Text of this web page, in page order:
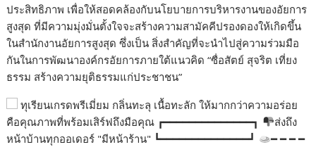
ประสิทธิภาพ เพื่อให้สอดคล้องกับนโยบายการบริหารงานของอัยการ
สูงสุด ที่มีความมุ่งมั่นตั้งใจจะสร้างความสามัคคีปรองดองให้เกิดขึ้น
ในสำนักงานอัยการสูงสุด ซึ่งเป็น สิ่งสำคัญที่จะนำไปสู่ความร่วมมือ
กันในการพัฒนาองค์กรอัยการภายใต้แนวคิด “ซื่อสัตย์ สุจริต เที่ยง
ธรรม สร้างความยุติธรรมแก่ประชาชน”
ทุเรียนเกรดพรีเมี่ยม กลิ่นทะลุ เนื้อทะลัก ให้มากกว่าความอร่อย
คือคุณภาพที่พร้อมเสิร์ฟถึงมือคุณ ┏━━━━━━━━━━━━━━┓
ส่งถึง
หน้าบ้านทุกออเดอร์ "มีหน้าร้าน" ┗━━━━━━━━━━━━━━┛
━ ━ ━ ━